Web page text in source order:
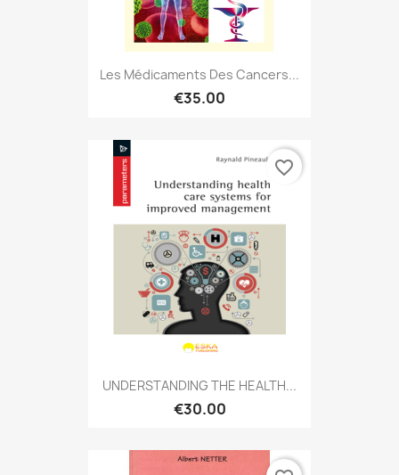
Les Médicaments Des Cancers...
€35.00
UNDERSTANDING THE HEALTH...
€30.00
favorite_border